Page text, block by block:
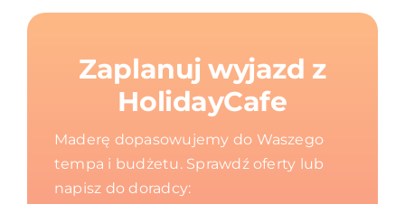
Zaplanuj wyjazd z
HolidayCafe
Maderę dopasowujemy do Waszego
tempa i budżetu. Sprawdź oferty lub
napisz do doradcy: